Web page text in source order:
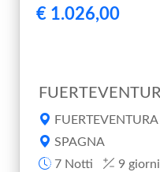
€ 1.026,00
FUERTEVENTURA
SPAGNA
7 Notti
9 giorni